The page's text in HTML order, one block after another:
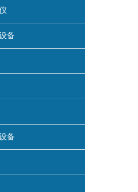
备
备